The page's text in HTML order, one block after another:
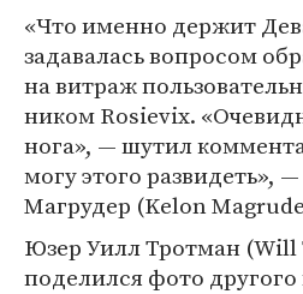
«Что именно держит
задавалась вопросом
на витраж
ником Rosievix.
нога», — шутил
могу этого развидеть»,
Магрудер (Kelon
Юзер Уилл Тротман (Will
поделился фото